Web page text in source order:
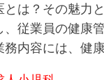
とは？その魅力
、従業員の健康
務内容には、健